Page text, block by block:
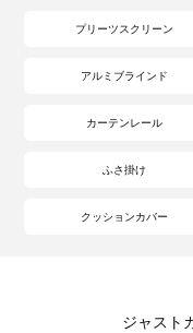
プリーツスクリーン
アルミブラインド
カーテンレール
ふさ掛け
クッションカバー
ジャスト